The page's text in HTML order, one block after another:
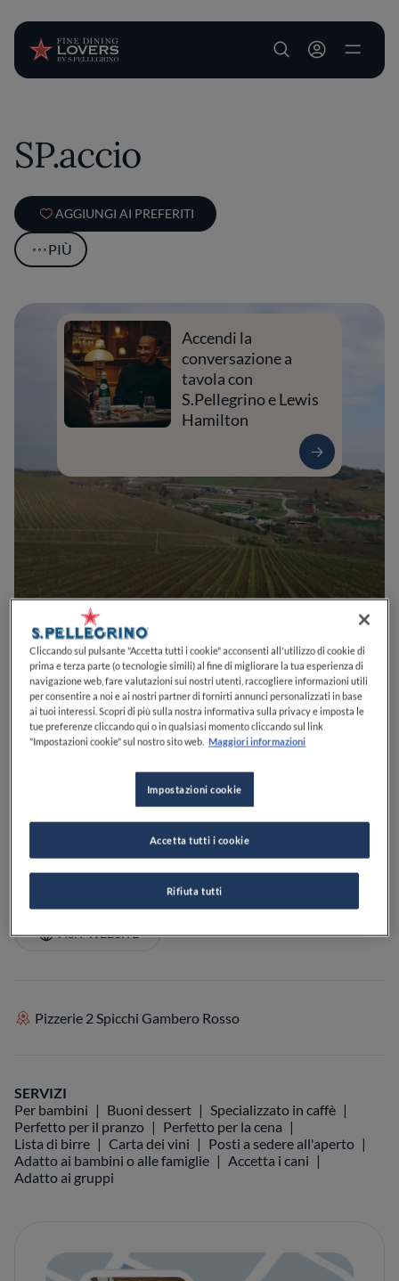
User account
SP.accio
AGGIUNGI AI PREFERITI
PIÙ
0
Accendi la
conversazione a
tavola con
S.Pellegrino e Lewis
Hamilton
Via S. Patrignano, 6647853CorianoRNItalia
VEDI SULLA MAPPA
VISIT WEBSITE
Pizzerie 2 Spicchi Gambero Rosso
SERVIZI
Per bambini
Buoni dessert
Specializzato in caffè
Perfetto per il pranzo
Perfetto per la cena
Lista di birre
Carta dei vini
Posti a sedere all'aperto
Adatto ai bambini o alle famiglie
Accetta i cani
Adatto ai gruppi
Cliccando sul pulsante "Accetta tutti i cookie" acconsenti all'utilizzo di cookie di
prima e terza parte (o tecnologie simili) al fine di migliorare la tua esperienza di
navigazione web, fare valutazioni sui nostri utenti, raccogliere informazioni utili
per consentire a noi e ai nostri partner di fornirti annunci personalizzati in base
ai tuoi interessi. Scopri di più sulla nostra informativa sulla privacy e imposta le
tue preferenze cliccando qui o in qualsiasi momento cliccando sul link
"Impostazioni cookie" sul nostro sito web. Maggiori informazioni
Impostazioni cookie
Rifiuta tutti
Accetta tutti i cookie